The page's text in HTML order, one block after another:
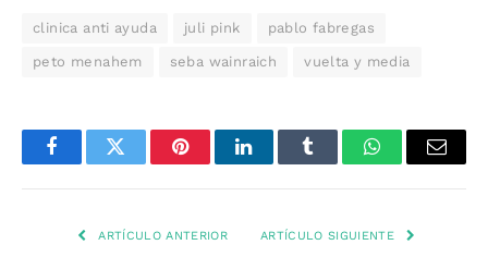
clinica anti ayuda juli pink pablo fabregas
peto menahem seba wainraich vuelta y media
FacebookTwitter PinterestLinkedInTumblr WhatsAppEmail
ARTÍCULO ANTERIOR ARTÍCULO SIGUIENTE